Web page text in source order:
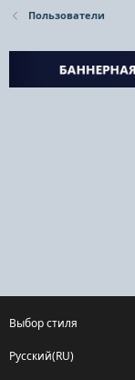
Пользователи
Выбор стиля
Русский(RU)